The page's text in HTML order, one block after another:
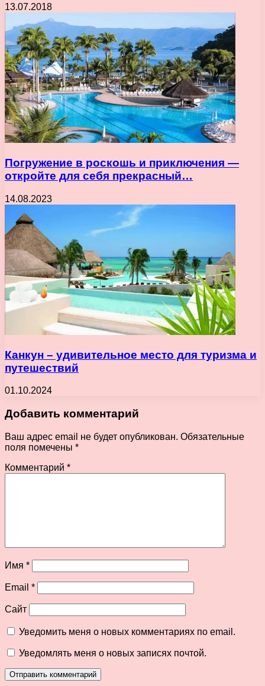
13.07.2018
Погружение в роскошь и приключения —
откройте для себя прекрасный…
14.08.2023
Канкун – удивительное место для туризма и
путешествий
01.10.2024
Добавить комментарий
Ваш адрес email не будет опубликован. Обязательные
поля помечены *
Комментарий *
Имя *
Email *
Сайт
Уведомить меня о новых комментариях по email.
Уведомлять меня о новых записях почтой.